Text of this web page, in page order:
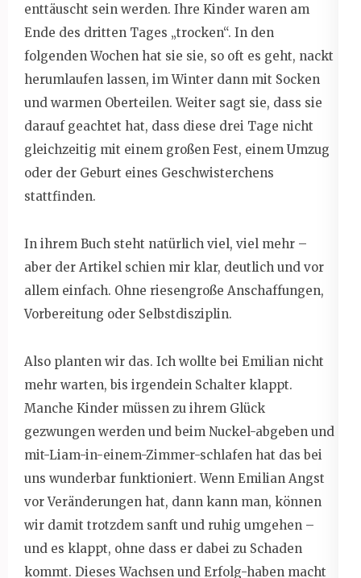
enttäuscht sein werden. Ihre Kinder waren am
Ende des dritten Tages „trocken“. In den
folgenden Wochen hat sie sie, so oft es geht, nackt
herumlaufen lassen, im Winter dann mit Socken
und warmen Oberteilen. Weiter sagt sie, dass sie
darauf geachtet hat, dass diese drei Tage nicht
gleichzeitig mit einem großen Fest, einem Umzug
oder der Geburt eines Geschwisterchens
stattfinden.
In ihrem Buch steht natürlich viel, viel mehr –
aber der Artikel schien mir klar, deutlich und vor
allem einfach. Ohne riesengroße Anschaffungen,
Vorbereitung oder Selbstdisziplin.
Also planten wir das. Ich wollte bei Emilian nicht
mehr warten, bis irgendein Schalter klappt.
Manche Kinder müssen zu ihrem Glück
gezwungen werden und beim Nuckel-abgeben und
mit-Liam-in-einem-Zimmer-schlafen hat das bei
uns wunderbar funktioniert. Wenn Emilian Angst
vor Veränderungen hat, dann kann man, können
wir damit trotzdem sanft und ruhig umgehen –
und es klappt, ohne dass er dabei zu Schaden
kommt. Dieses Wachsen und Erfolg-haben macht